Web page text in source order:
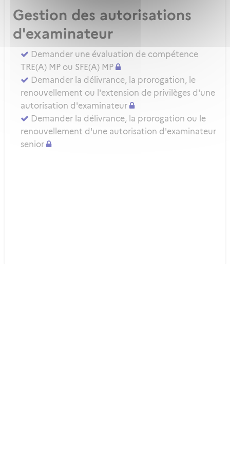
Gestion des autorisations
d'examinateur
Demander une évaluation de compétence
TRE(A) MP ou SFE(A) MP
Demander la délivrance, la prorogation, le
renouvellement ou l'extension de privilèges d'une
autorisation d'examinateur
Demander la délivrance, la prorogation ou le
renouvellement d'une autorisation d'examinateur
senior